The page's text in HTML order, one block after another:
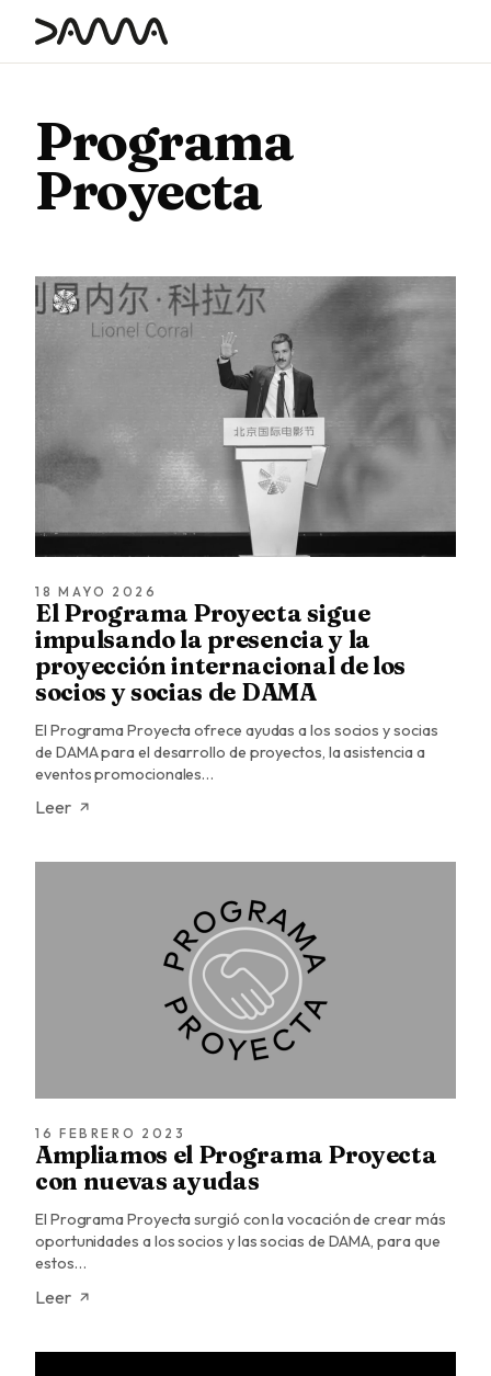
contenido
Programa
Proyecta
18 MAYO 2026
El Programa Proyecta sigue
impulsando la presencia y la
proyección internacional de los
socios y socias de DAMA
El Programa Proyecta ofrece ayudas a los socios y socias
de DAMA para el desarrollo de proyectos, la asistencia a
eventos promocionales…
Leer
16 FEBRERO 2023
Ampliamos el Programa Proyecta
con nuevas ayudas
El Programa Proyecta surgió con la vocación de crear más
oportunidades a los socios y las socias de DAMA, para que
estos…
Leer